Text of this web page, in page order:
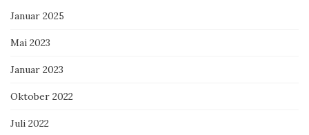
Januar 2025
Mai 2023
Januar 2023
Oktober 2022
Juli 2022